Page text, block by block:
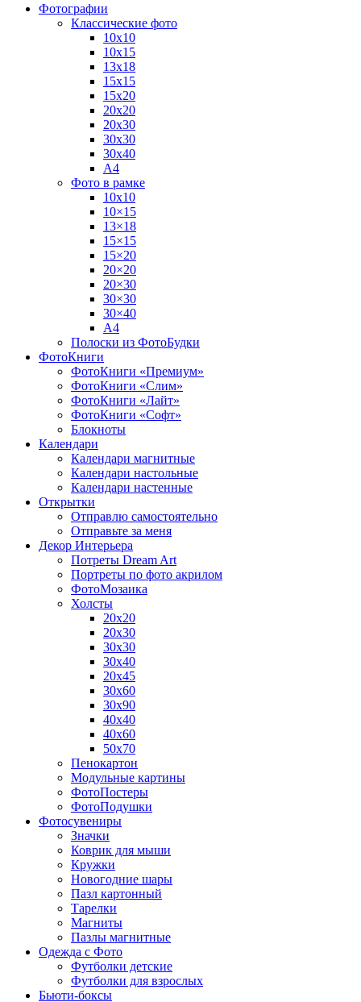
Фотографии
Классические фото
10х10
10х15
13х18
15х15
15х20
20х20
20х30
30х30
30х40
А4
Фото в рамке
10х10
10×15
13×18
15×15
15×20
20×20
20×30
30×30
30×40
A4
Полоски из ФотоБудки
ФотоКниги
ФотоКниги «Премиум»
ФотоКниги «Слим»
ФотоКниги «Лайт»
ФотоКниги «Софт»
Блокноты
Календари
Календари магнитные
Календари настольные
Календари настенные
Открытки
Отправлю самостоятельно
Отправьте за меня
Декор Интерьера
Потреты Dream Art
Портреты по фото акрилом
ФотоМозаика
Холсты
20х20
20х30
30х30
30х40
20х45
30х60
30х90
40х40
40х60
50х70
Пенокартон
Модульные картины
ФотоПостеры
ФотоПодушки
Фотоcувениры
Значки
Коврик для мыши
Кружки
Новогодние шары
Пазл картонный
Тарелки
Магниты
Пазлы магнитные
Одежда с Фото
Футболки детские
Футболки для взрослых
Бьюти-боксы